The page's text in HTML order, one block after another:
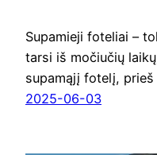
Supamieji foteliai –
tarsi iš močiučių
supamąjį fotelį,
2025-06-03